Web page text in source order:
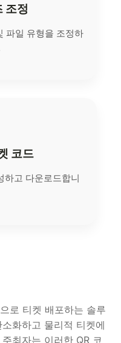
조정
파일 유형을 조정하
코드
하고 다운로드합니
로 티켓 배포하는 솔루
화하고 물리적 티켓에
최자는 이러한 QR 코